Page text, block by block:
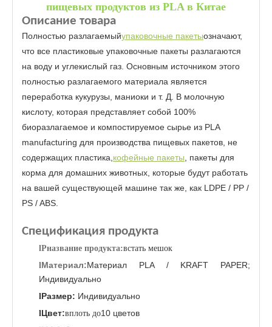
пищевых продуктов из PLA в Китае
Описание товара
Полностью разлагаемыйупаковочные пакетыозначают,
что все пластиковые упаковочные пакеты разлагаются
на воду и углекислый газ. Основным источником этого
полностью разлагаемого материала является
переработка кукурузы, маниоки и т. Д. В молочную
кислоту, которая представляет собой 100%
биоразлагаемое и компостируемое сырье из PLA
manufacturing для производства пищевых пакетов, не
содержащих пластика, кофейные пакеты , пакеты для
корма для домашних животных, которые будут работать
на вашей существующей машине так же, как LDPE / PP /
PS / ABS.
Спецификация продукта
lPназвание продукта:встать мешок
lМатериал:Материал PLA / KRAFT PAPER;
Индивидуально
lРазмер: Индивидуально
lЦвет:вплоть до10 цветов